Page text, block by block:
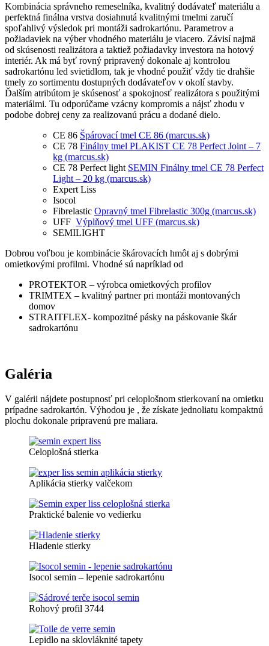
Kombinácia správneho remeselníka, kvalitný dodávateľ materiálu a
perfektná finálna vrstva dosiahnutá kvalitnými tmelmi zaručí
spoľahlivý výsledok pri montáži sadrokartónu. Parametrov a
požiadaviek na výber vhodného materiálu je viacero. Závisí najmä
od skúsenosti realizátora a taktiež požiadavky investora na hotový
interiér. Ak má byť rovný pripravený dokonale aj kontrolou
sadrokartónu led svietidlom, tak je vhodné použiť vždy tie drahšie
tmely zo sortimentu dostupných dodávateľov v okolí stavby.
Ďalším atribútom je skúsenosť a spokojnosť realizátora s použitými
materiálmi. Tu odporúčame vzácny kompromis a nájsť zhodu v
podobe dobrej ceny za realizovanú prácu a dodané dielo.
CE 86 Špárovací tmel CE 86 (marcus.sk)
CE 78 Finálny tmel PLAKIST CE 78 Perfect Joint – 7
kg (marcus.sk)
CE 78 Perfect light SEMIN Finálny tmel CE 78 Perfect
Light – 20 kg (marcus.sk)
Expert Liss
Isocol
Fibrelastic Opravný tmel Fibrelastic 300g (marcus.sk)
UFF Výplňový tmel UFF (marcus.sk)
SEMILIGHT
Dobrou voľbou je kombinácie škárovacích hmôt aj s dobrými
omietkovými profilmi. Vhodné sú napríklad od
PROTEKTOR – výrobca omietkových profilov
TRIMTEX – kvalitný partner pri montáži montovaných
domov
STRAITFLEX- kompozitné pásky na páskovanie škár
sadrokartónu
Galéria
V galérii nájdete postupnosť pri celoplošnom stierkovaní na omietku
prípadne sadrokartón. Výhodou je , že získate jednoliatu kompaktnú
plochu dokonale pripravenú pre maliara.
Celoplošná stierka
Aplikácia stierky valčekom
Praktické balenie vo vedierku
Hladenie stierky
Isocol semin – lepenie sadrokartónu
Rohový profil 3744
Lepidlo na sklovláknité tapety